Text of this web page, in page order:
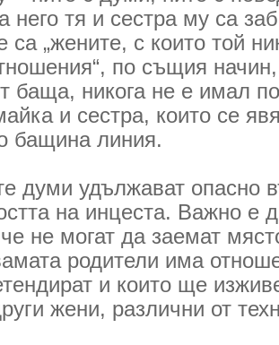
него тя и сестра му са
са „жените, с които той
по същия
баща, никога не е имал
и сестра, които се
бащина линия.
думи удължават опасно
на инцеста. Важно е
не могат да заемат
родители има
и които ще
жени, различни от